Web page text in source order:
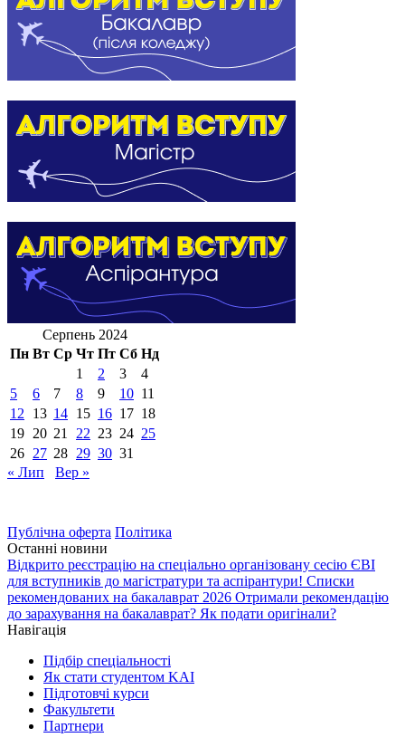
Серпень 2024
Пн Вт Ср Чт Пт Сб Нд
1
2 3
4
5
6 7 8 9 10 11
12
13 14 15 16 17 18
19 20 21 22 23 24 25
26 27 28 29 30 31
« Лип
Вер »
Публічна оферта Політика
Останні новини
Відкрито реєстрацію на спеціально організовану сесію ЄВІ
для вступників до магістратури та аспірантури! Списки
рекомендованих на бакалаврат 2026 Отримали рекомендацію
до зарахування на бакалаврат? Як подати оригінали?
Навігація
Підбір спеціальності
Як стати студентом KAI
Підготовчі курси
Факультети
Партнери